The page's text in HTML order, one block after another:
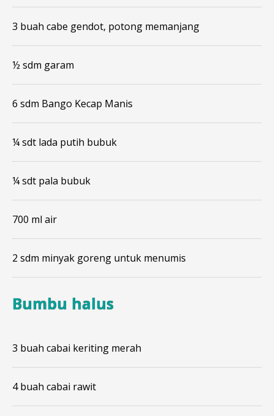
3 buah cabe gendot, potong memanjang
½ sdm garam
6 sdm Bango Kecap Manis
¼ sdt lada putih bubuk
¼ sdt pala bubuk
700 ml air
2 sdm minyak goreng untuk menumis
Bumbu halus
3 buah cabai keriting merah
4 buah cabai rawit